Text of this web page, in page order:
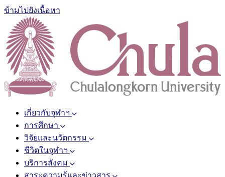
ข้ามไปยังเนื้อหา
เกี่ยวกับจุฬาฯ
การศึกษา
วิจัยและนวัตกรรม
ชีวิตในจุฬาฯ
บริการสังคม
สาระความรู้และข่าวสาร